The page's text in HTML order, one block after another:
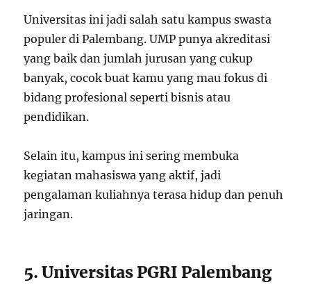
Universitas ini jadi salah satu kampus swasta
populer di Palembang. UMP punya akreditasi
yang baik dan jumlah jurusan yang cukup
banyak, cocok buat kamu yang mau fokus di
bidang profesional seperti bisnis atau
pendidikan.
Selain itu, kampus ini sering membuka
kegiatan mahasiswa yang aktif, jadi
pengalaman kuliahnya terasa hidup dan penuh
jaringan.
5. Universitas PGRI Palembang